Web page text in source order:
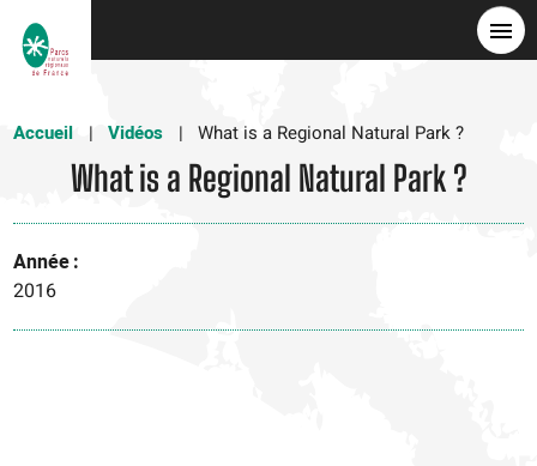
Accueil
Vidéos What is a Regional Natural Park ?
What is a Regional Natural Park ?
Année
2016